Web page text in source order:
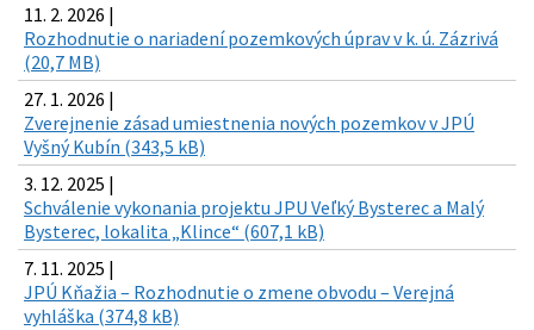
11. 2. 2026 |
Rozhodnutie o nariadení pozemkových úprav v k. ú. Zázrivá
(20,7 MB)
27. 1. 2026 |
Zverejnenie zásad umiestnenia nových pozemkov v JPÚ
Vyšný Kubín (343,5 kB)
3. 12. 2025 |
Schválenie vykonania projektu JPU Veľký Bysterec a Malý
Bysterec, lokalita „Klince“ (607,1 kB)
7. 11. 2025 |
JPÚ Kňažia – Rozhodnutie o zmene obvodu – Verejná
vyhláška (374,8 kB)